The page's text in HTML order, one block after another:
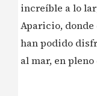
increíble a lo
Aparicio,
han podido
al mar, en